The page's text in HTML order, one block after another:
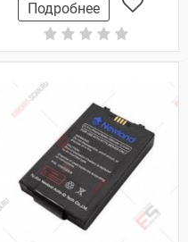
Подробнее